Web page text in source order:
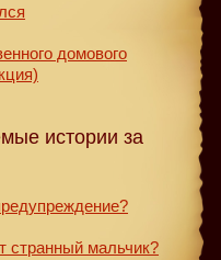
домового
истории за
странный мальчик?